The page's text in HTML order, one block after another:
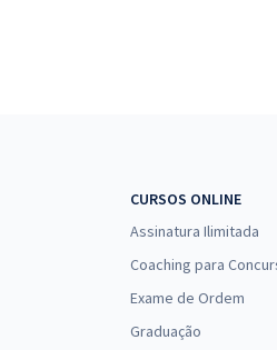
CURSOS ONLINE
Assinatura Ilimitada
Coaching para
Exame de Ordem
Graduação